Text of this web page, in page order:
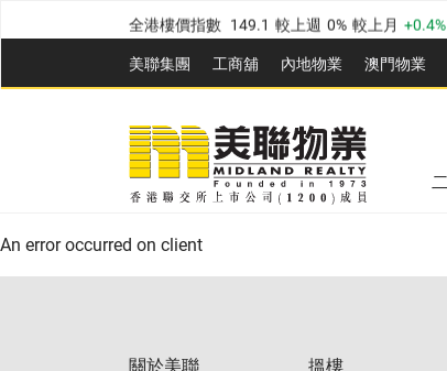
全港樓價指數 149.1 較上週 0% 較上月 0.4%
港島樓價指數 157.4 較上週 -0.3% 較上月 -
九龍樓價指數 156.4 較上週 -0.1% 較上月
新界樓價指數 134.8 較上週 0.1%
美聯信心指數 77.1 較上週 0.7% 較上月
美聯集團 工商舖 內地物業 澳門物業
全港樓價指數 149.1 較上週 0% 較上月
An error occurred on client
關於美聯 搵樓